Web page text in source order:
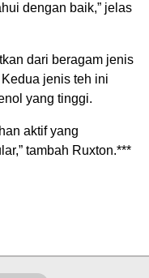
dengan baik,” jelas
dari beragam jenis
jenis teh ini
yang tinggi.
aktif yang
tambah Ruxton.***